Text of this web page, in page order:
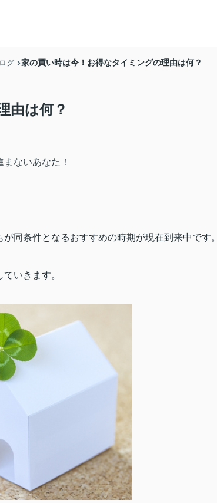
グ 家の買い時は今！お得なタイミングの理由は何？
由は何？
ないあなた！
同条件となるおすすめの時期が現在到来中です
いきます。